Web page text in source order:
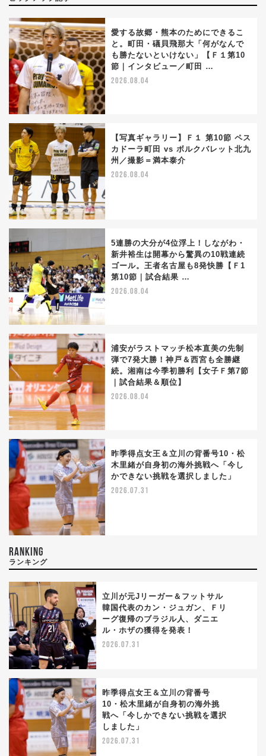
愛する故郷・熊本のためにできるこ
と。町田・礒貝飛那大「何がなんで
も勝たないといけない」【Ｆ１第10
節｜インタビュー／町田 …
2026.08.04
【写真ギャラリー】Ｆ１ 第10節 ペス
カドーラ町田 vs ボルクバレット北九
州／撮影＝満本泰介
2026.08.04
5連勝の大分が4位浮上！しながわ・
新井裕生は開幕から驚異の10戦連続
ゴール。王者名古屋も8発快勝【Ｆ1
第10節｜試合結果 …
2026.08.04
浦安がラストマッチ松本直美の先制
弾で7発大勝！神戸＆西宮も全勝継
続。湘南は今季初勝利【女子Ｆ第7節
｜試合結果＆順位】
2026.08.04
昨季得点女王＆立川の背番号10・松
木里緒が自身初の海外挑戦へ「今し
かできない挑戦を選択しました」
2026.07.31
RANKING
ランキング
立川が元Jリーガー＆フットサル
韓国代表のカン・ジュガン、Ｆリ
ーグ復帰のブラジル人、ダニエ
ル・ホザの獲得を発表！
2026.07.31
昨季得点女王＆立川の背番号
10・松木里緒が自身初の海外挑
戦へ「今しかできない挑戦を選択
しました」
2026.07.31